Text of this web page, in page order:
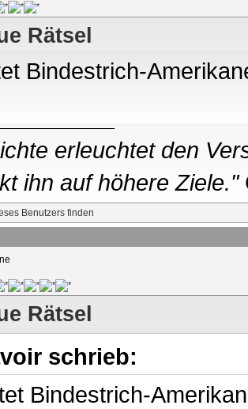
Rätsel
Bindestrich-
erleuchtet den
ihn auf höhere Ziele."
Rätsel
schrieb:
Bindestrich-